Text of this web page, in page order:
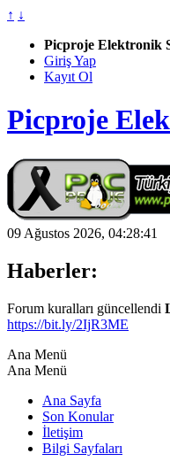
↑ ↓
Picproje Elektronik
Giriş Yap
Kayıt Ol
Picproje
09 Ağustos 2026, 04:28:41
Haberler:
Forum kuralları güncellendi
https://bit.ly/2IjR3ME
Ana Menü
Ana Menü
Ana Sayfa
Son Konular
İletişim
Bilgi Sayfaları